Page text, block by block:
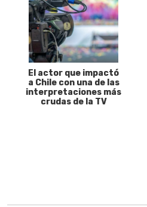
El actor que impactó
a Chile con una de las
interpretaciones más
crudas de la TV